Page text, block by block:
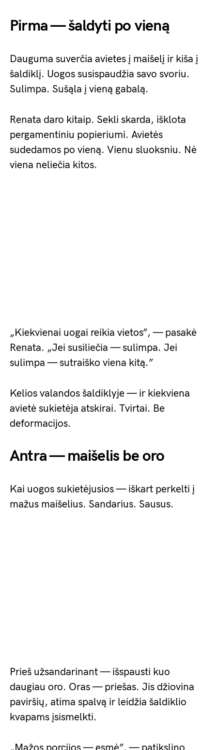
Pirma — šaldyti po vieną
Dauguma suverčia avietes į maišelį ir kiša į
šaldiklį. Uogos susispaudžia savo svoriu.
Sulimpa. Sušąla į vieną gabalą.
Renata daro kitaip. Sekli skarda, išklota
pergamentiniu popieriumi. Avietės
sudedamos po vieną. Vienu sluoksniu. Nė
viena neliečia kitos.
„Kiekvienai uogai reikia vietos”, — pasakė
Renata. „Jei susiliečia — sulimpa. Jei
sulimpa — sutraiško viena kitą.”
Kelios valandos šaldiklyje — ir kiekviena
avietė sukietėja atskirai. Tvirtai. Be
deformacijos.
Antra — maišelis be oro
Kai uogos sukietėjusios — iškart perkelti į
mažus maišelius. Sandarius. Sausus.
Prieš užsandarinant — išspausti kuo
daugiau oro. Oras — priešas. Jis džiovina
paviršių, atima spalvą ir leidžia šaldiklio
kvapams įsismelkti.